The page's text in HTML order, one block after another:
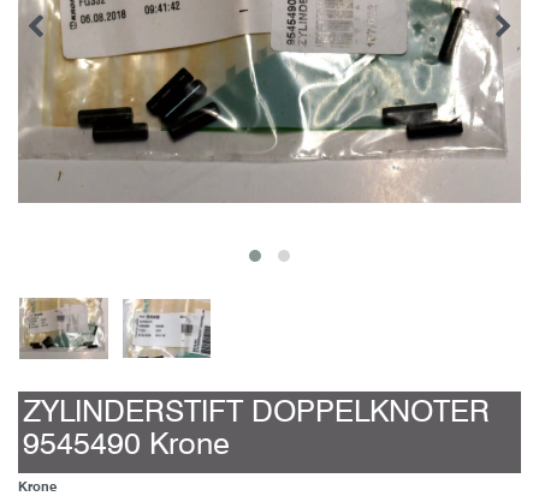
ZYLINDERSTIFT DOPPELKNOTER
9545490 Krone
Krone